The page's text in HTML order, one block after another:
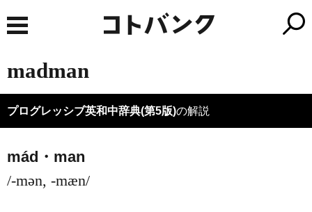
madman
プログレッシブ英和中辞典(第5版)の解説
mád・man
/-mən, -mæn/